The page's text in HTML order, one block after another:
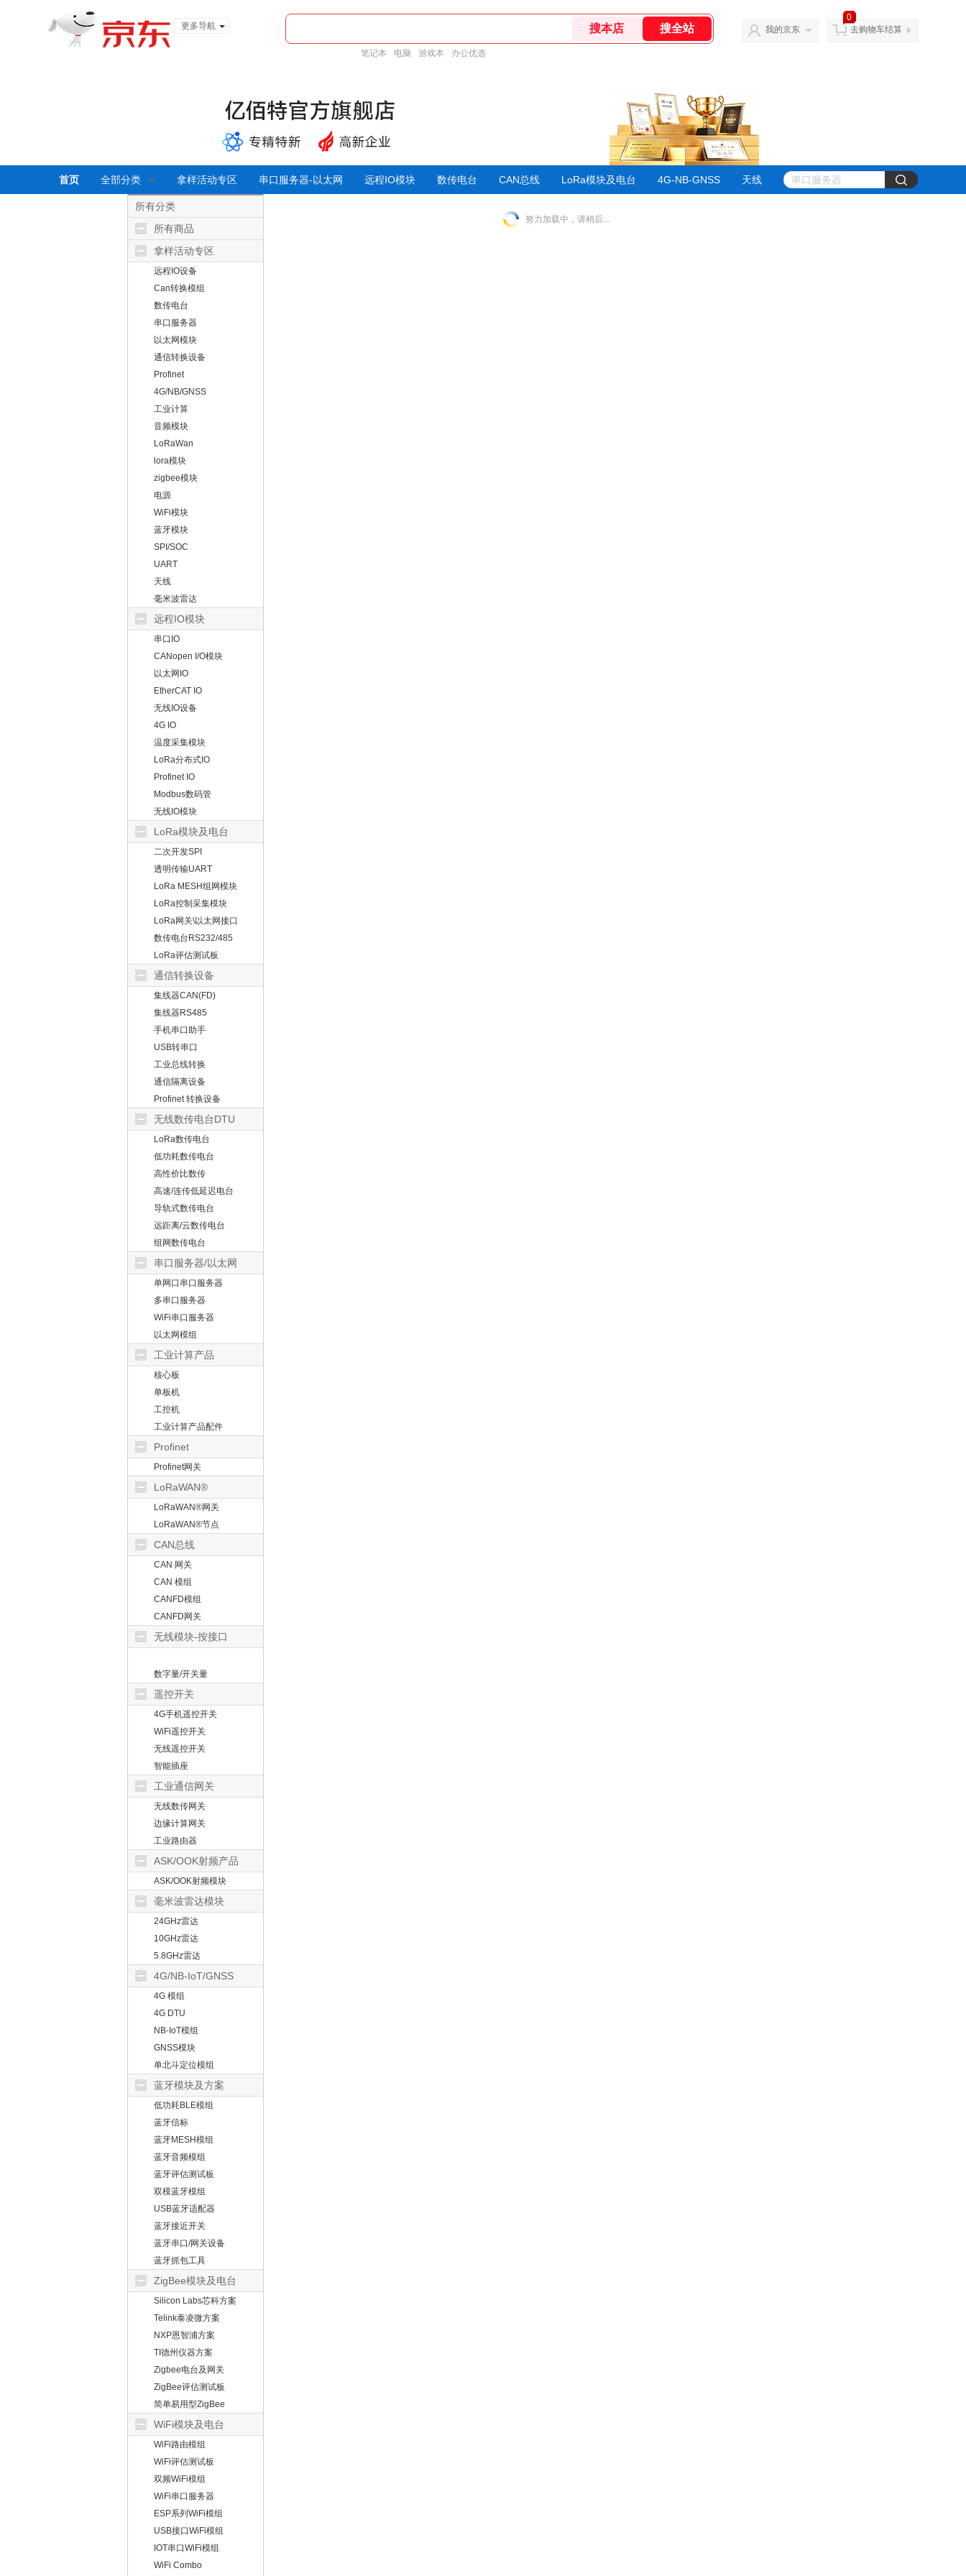
更多导航
笔记本 电脑 游戏本 办公优选
我的京东
0
去购物车结算
首页 全部分类 拿样活动专区 串口服务器-以太网 远程IO模块 数传电台 CAN总线 LoRa模块及电台 4G-NB-GNSS 天线
所有分类
所有商品
拿样活动专区
远程IO设备
Can转换模组
数传电台
串口服务器
以太网模块
通信转换设备
Profinet
4G/NB/GNSS
工业计算
音频模块
LoRaWan
lora模块
zigbee模块
电源
WiFi模块
蓝牙模块
SPI/SOC
UART
天线
毫米波雷达
远程IO模块
串口IO
CANopen I/O模块
以太网IO
EtherCAT IO
无线IO设备
4G IO
温度采集模块
LoRa分布式IO
Profinet IO
Modbus数码管
无线IO模块
LoRa模块及电台
二次开发SPI
透明传输UART
LoRa MESH组网模块
LoRa控制采集模块
LoRa网关\以太网接口
数传电台RS232/485
LoRa评估测试板
通信转换设备
集线器CAN(FD)
集线器RS485
手机串口助手
USB转串口
工业总线转换
通信隔离设备
Profinet 转换设备
无线数传电台DTU
LoRa数传电台
低功耗数传电台
高性价比数传
高速/连传低延迟电台
导轨式数传电台
远距离/云数传电台
组网数传电台
串口服务器/以太网
单网口串口服务器
多串口服务器
WiFi串口服务器
以太网模组
工业计算产品
核心板
单板机
工控机
工业计算产品配件
Profinet
Profinet网关
LoRaWAN®
LoRaWAN®网关
LoRaWAN®节点
CAN总线
CAN 网关
CAN 模组
CANFD模组
CANFD网关
无线模块-按接口
数字量/开关量
遥控开关
4G手机遥控开关
WiFi遥控开关
无线遥控开关
智能插座
工业通信网关
无线数传网关
边缘计算网关
工业路由器
ASK/OOK射频产品
ASK/OOK射频模块
毫米波雷达模块
24GHz雷达
10GHz雷达
5.8GHz雷达
4G/NB-IoT/GNSS
4G 模组
4G DTU
NB-IoT模组
GNSS模块
单北斗定位模组
蓝牙模块及方案
低功耗BLE模组
蓝牙信标
蓝牙MESH模组
蓝牙音频模组
蓝牙评估测试板
双模蓝牙模组
USB蓝牙适配器
蓝牙接近开关
蓝牙串口/网关设备
蓝牙抓包工具
ZigBee模块及电台
Silicon Labs芯科方案
Telink泰凌微方案
NXP恩智浦方案
TI德州仪器方案
Zigbee电台及网关
ZigBee评估测试板
简单易用型ZigBee
WiFi模块及电台
WiFi路由模组
WiFi评估测试板
双频WiFi模组
WiFi串口服务器
ESP系列WiFi模组
USB接口WiFi模组
IOT串口WiFi模组
WiFi Combo
努力加载中，请稍后...